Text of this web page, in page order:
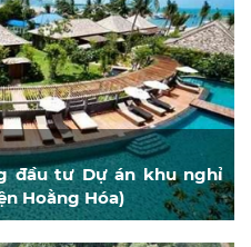
đầu tư Dự án khu nghỉ
Hoằng Hóa)